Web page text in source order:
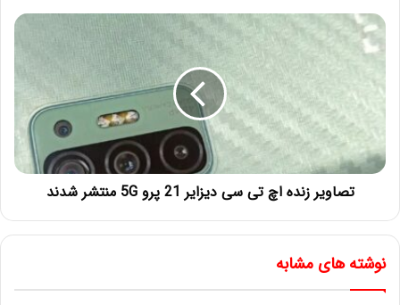
تصاویر زنده اچ تی سی دیزایر 21 پرو 5G منتشر شدند
نوشته های مشابه